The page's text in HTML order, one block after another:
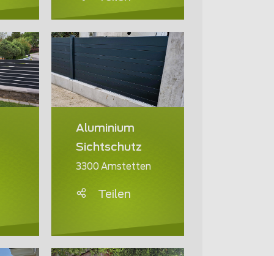
Aluminium
Sichtschutz
3300 Amstetten
Teilen